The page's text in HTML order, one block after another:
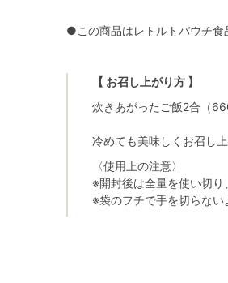
●この商品はレトルトパウチ食
【 お召し上がり方 】
炊きあがったご飯2合（
冷めても美味しくお召し
〈使用上の注意〉
※開封後は全量を使い切り
※袋のフチで手を切らない